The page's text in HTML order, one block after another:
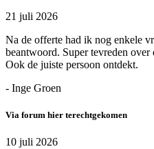
21 juli 2026
Na de offerte had ik nog enkele
beantwoord. Super tevreden
Ook de juiste persoon ontdekt.
- Inge Groen
Via forum hier terechtgekomen
10 juli 2026